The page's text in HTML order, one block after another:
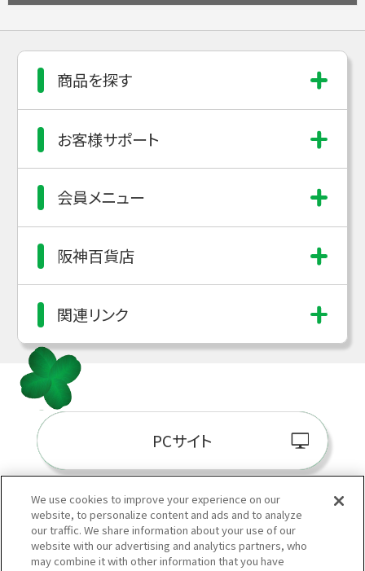
商品を探す
お客様サポート
会員メニュー
阪神百貨店
関連リンク
PCサイト
阪神百貨店E-
We use cookies to improve your experience on our
website, to personalize content and ads and to analyze
our traffic. We share information about your use of our
website with our advertising and analytics partners, who
may combine it with other information that you have